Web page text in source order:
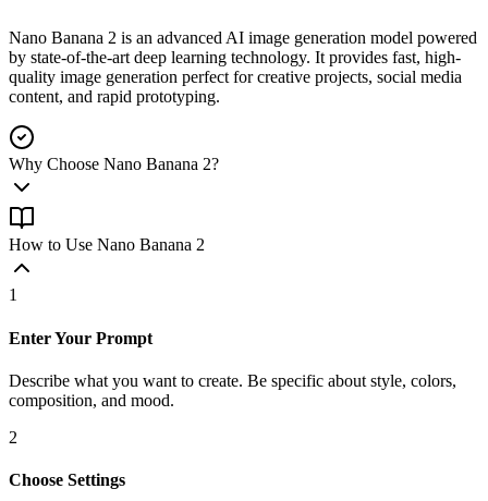
Nano Banana 2 is an advanced AI image generation model powered
by state-of-the-art deep learning technology. It provides fast, high-
quality image generation perfect for creative projects, social media
content, and rapid prototyping.
Why Choose Nano Banana 2?
How to Use Nano Banana 2
1
Enter Your Prompt
Describe what you want to create. Be specific about style, colors,
composition, and mood.
2
Choose Settings